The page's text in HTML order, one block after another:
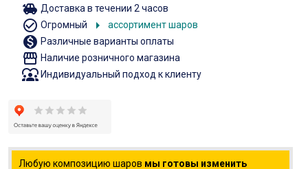
toys Доставка в течении 2 часов
check_circle_outline Огромный arrow_right ассортимент шаров
monetization_on Различные варианты оплаты
storefront Наличие розничного магазина
diversity_1Индивидуальный подход к клиенту
Любую композицию шаров мы готовы изменить